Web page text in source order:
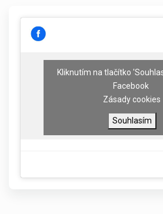
Kliknutím na tlačítko
Facebook
Zásady cookies
Souhlasím